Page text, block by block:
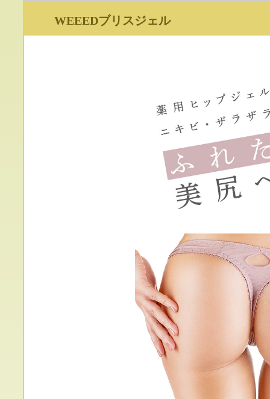
WEEEDブリスジェル